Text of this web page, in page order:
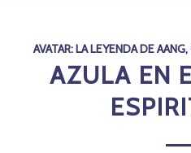
AVATAR: LA LEYENDA DE AANG,
AZULA EN